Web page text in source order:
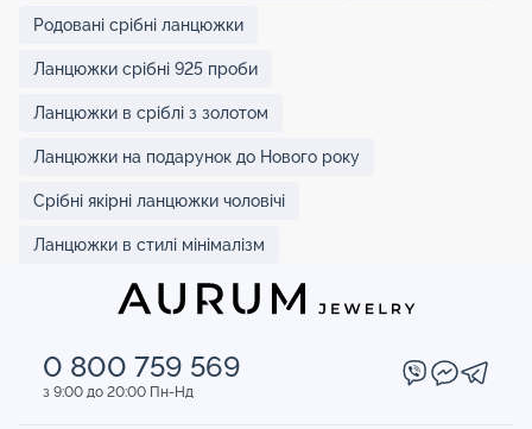
Родовані срібні ланцюжки
Ланцюжки срібні 925 проби
Ланцюжки в сріблі з золотом
Ланцюжки на подарунок до Нового року
Срібні якірні ланцюжки чоловічі
Ланцюжки в стилі мінімалізм
0 800 759 569
з 9:00 до 20:00 Пн-Нд